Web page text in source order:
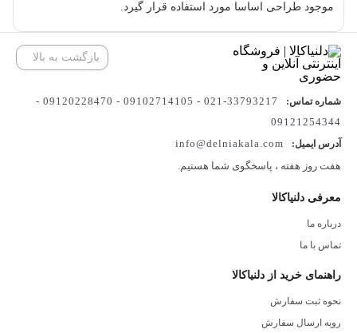
موجود طراحی اساسا مورد استفاده قرار گیرد.
بازگشت به بالا
شماره تماس:
33793217-021 - 09102714105 - 09120228470 -
09121254344
آدرس ایمیل:
info@delniakala.com
هفت روز هفته ، پاسخگوی شما هستیم.
معرفی دلنیاکالا
درباره ما
تماس با ما
راهنمای خرید از دلنیاکالا
نحوه ثبت سفارش
رویه ارسال سفارش